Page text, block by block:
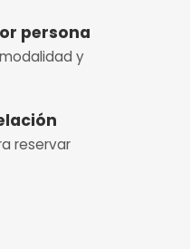
persona
y
reservar